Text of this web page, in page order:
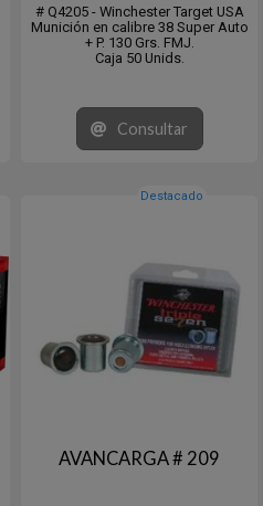
# Q4205 - Winchester Target USA
Munición en calibre 38 Super Auto
+ P. 130 Grs. FMJ.
Caja 50 Unids.
Consultar
Destacado
AVANCARGA # 209